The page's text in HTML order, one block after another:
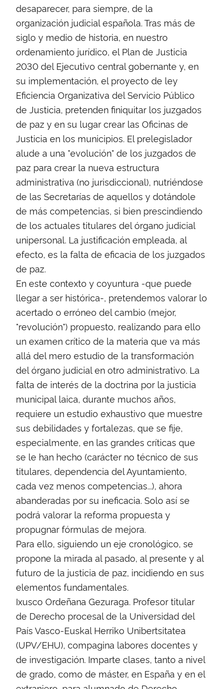
desaparecer, para siempre, de la
organización judicial española. Tras más de
siglo y medio de historia, en nuestro
ordenamiento jurídico, el Plan de Justicia
2030 del Ejecutivo central gobernante y, en
su implementación, el proyecto de ley
Eficiencia Organizativa del Servicio Público
de Justicia, pretenden finiquitar los juzgados
de paz y en su lugar crear las Oficinas de
Justicia en los municipios. El prelegislador
alude a una "evolución" de los juzgados de
paz para crear la nueva estructura
administrativa (no jurisdiccional), nutriéndose
de las Secretarías de aquellos y dotándole
de más competencias, si bien prescindiendo
de los actuales titulares del órgano judicial
unipersonal. La justificación empleada, al
efecto, es la falta de eficacia de los juzgados
de paz.
En este contexto y coyuntura -que puede
llegar a ser histórica-, pretendemos valorar lo
acertado o erróneo del cambio (mejor,
"revolución") propuesto, realizando para ello
un examen crítico de la materia que va más
allá del mero estudio de la transformación
del órgano judicial en otro administrativo. La
falta de interés de la doctrina por la justicia
municipal laica, durante muchos años,
requiere un estudio exhaustivo que muestre
sus debilidades y fortalezas, que se fije,
especialmente, en las grandes críticas que
se le han hecho (carácter no técnico de sus
titulares, dependencia del Ayuntamiento,
cada vez menos competencias...), ahora
abanderadas por su ineficacia. Solo así se
podrá valorar la reforma propuesta y
propugnar fórmulas de mejora.
Para ello, siguiendo un eje cronológico, se
propone la mirada al pasado, al presente y al
futuro de la justicia de paz, incidiendo en sus
elementos fundamentales.
Ixusco Ordeñana Gezuraga. Profesor titular
de Derecho procesal de la Universidad del
País Vasco-Euskal Herriko Unibertsitatea
(UPV/EHU), compagina labores docentes y
de investigación. Imparte clases, tanto a nivel
de grado, como de máster, en España y en el